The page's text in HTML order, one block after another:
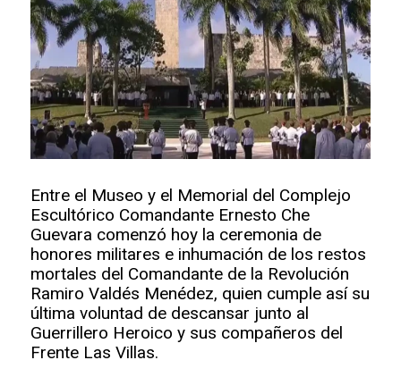
Entre el Museo y el Memorial del Complejo
Escultórico Comandante Ernesto Che
Guevara comenzó hoy la ceremonia de
honores militares e inhumación de los restos
mortales del Comandante de la Revolución
Ramiro Valdés Menédez, quien cumple así su
última voluntad de descansar junto al
Guerrillero Heroico y sus compañeros del
Frente Las Villas.